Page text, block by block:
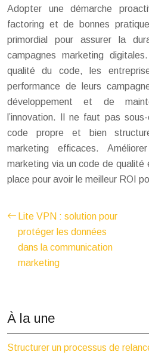
Adopter une démarche
factoring et de bonnes
primordial pour assurer la
campagnes marketing
qualité du code, les
performance de leurs
développement et de
l’innovation. Il ne faut pas
code propre et bien
marketing efficaces.
marketing via un code de
place pour avoir le meilleur ROI
Lite VPN : solution pour
protéger les données
dans la communication
marketing
À la une
Structurer un processus de